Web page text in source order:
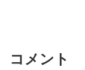
コメント